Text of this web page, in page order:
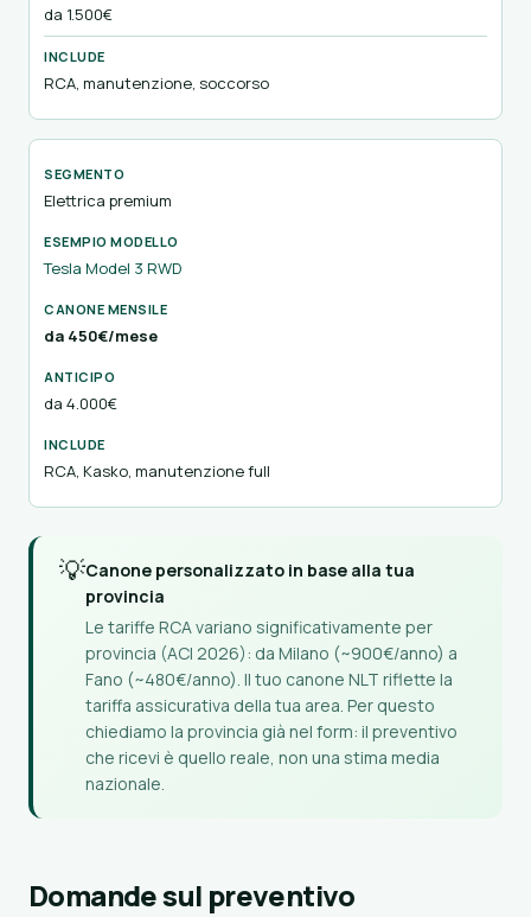
da 1.500€
RCA, manutenzione, soccorso
Elettrica premium
Tesla Model 3 RWD
da 450€/mese
da 4.000€
RCA, Kasko, manutenzione full
💡Canone personalizzato in base alla tua
provincia
Le tariffe RCA variano significativamente per
provincia (ACI 2026): da Milano (~900€/anno) a
Fano (~480€/anno). Il tuo canone NLT riflette la
tariffa assicurativa della tua area. Per questo
chiediamo la provincia già nel form: il preventivo
che ricevi è quello reale, non una stima media
nazionale.
Domande sul preventivo